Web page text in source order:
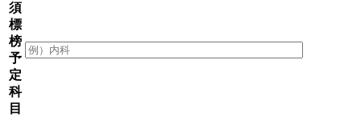
須
標
榜
予
定
科
目